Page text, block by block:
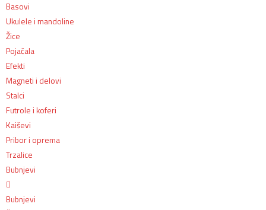
Basovi
Ukulele i mandoline
Žice
Pojačala
Efekti
Magneti i delovi
Stalci
Futrole i koferi
Kaiševi
Pribor i oprema
Trzalice
Bubnjevi
Bubnjevi